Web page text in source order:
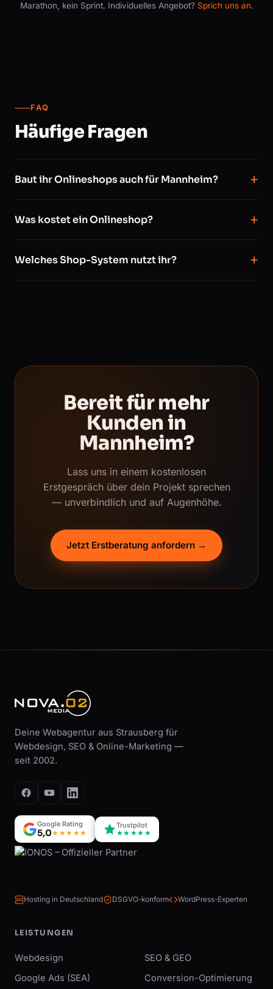
Marathon, kein Sprint. Individuelles Angebot? Sprich uns an.
FAQ
Häufige Fragen
Baut ihr Onlineshops auch für Mannheim?
Was kostet ein Onlineshop?
Welches Shop-System nutzt ihr?
Bereit für mehr
Kunden in
Mannheim?
Lass uns in einem kostenlosen
Erstgespräch über dein Projekt sprechen
— unverbindlich und auf Augenhöhe.
Jetzt Erstberatung anfordern →
Deine Webagentur aus Strausberg für
Webdesign, SEO & Online-Marketing —
seit 2002.
Google Rating
5,0★★★★★
Trustpilot
★★★★★
Hosting in Deutschland DSGVO-konform WordPress-Experten
LEISTUNGEN
Webdesign
SEO & GEO
Google Ads (SEA)
Conversion-Optimierung